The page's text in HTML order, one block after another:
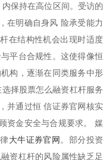
保持在高位区间。受访的
在明确自身风 险承受能力
在结构性机会出现时适度
平台合规性。这使得像恒
构，逐渐在同类服务中形
择股票怎么融资杠杆服务
并通过恒 信证券官网核实
资金安全与合规要求。 媒
大牛证券官网。部分投资
资杠杆的风险属性缺乏足